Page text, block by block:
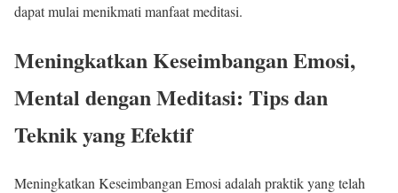
dapat mulai menikmati manfaat meditasi.
Meningkatkan Keseimbangan Emosi,
Mental dengan Meditasi: Tips dan
Teknik yang Efektif
Meningkatkan Keseimbangan Emosi adalah praktik yang telah